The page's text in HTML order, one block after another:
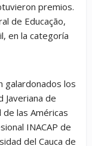
premios.
de Educação,
en la categoría
galardonados los
Javeriana de
las Américas
INACAP de
del Cauca de